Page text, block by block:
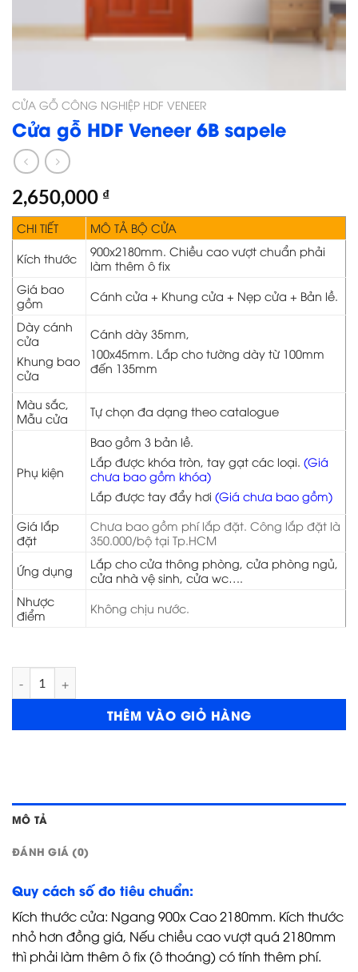
CỬA GỖ CÔNG NGHIỆP HDF VENEER
Cửa gỗ HDF Veneer 6B sapele
2,650,000 ₫
CHI TIẾT
MÔ TẢ BỘ CỬA
Kích thước
900x2180mm. Chiều cao vượt chuẩn phải
làm thêm ô fix
Giá bao
gồm
Cánh cửa + Khung cửa + Nẹp cửa + Bản lề.
Dày cánh
cửa
Khung bao
cửa
Cánh dày 35mm,
100x45mm. Lắp cho tường dày từ 100mm
đến 135mm
Màu sắc,
Mẫu cửa
Tự chọn đa dạng theo catalogue
Phụ kiện
Bao gồm 3 bản lề.
Lắp được khóa tròn, tay gạt các loại. (Giá
chưa bao gồm khóa)
Lắp được tay đẩy hơi (Giá chưa bao gồm)
Giá lắp
đặt
Chưa bao gồm phí lắp đặt. Công lắp đặt là
350.000/bộ tại Tp.HCM
Ứng dụng
Lắp cho cửa thông phòng, cửa phòng ngủ,
cửa nhà vệ sinh, cửa wc….
Nhược
điểm
Không chịu nước.
Cửa gỗ HDF Veneer 6B sapele số lượng
THÊM VÀO GIỎ HÀNG
MÔ TẢ
ĐÁNH GIÁ (0)
Quy cách số đo tiêu chuẩn:
Kích thước cửa: Ngang 900x Cao 2180mm. Kích thước
nhỏ hơn đồng giá, Nếu chiều cao vượt quá 2180mm
thì phải làm thêm ô fix (ô thoáng) có tính thêm phí.